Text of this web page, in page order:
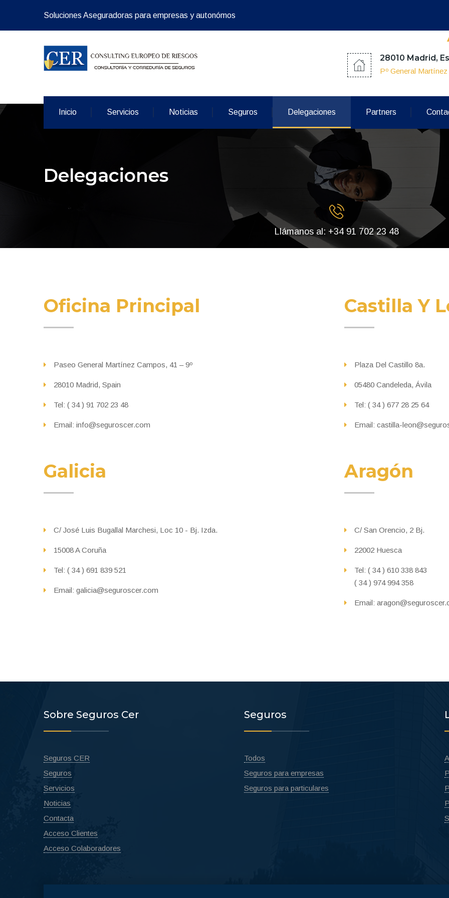
Soluciones Aseguradoras para empresas y autonómos
28010 Madrid,
Pº General
Inicio Servicios Noticias Seguros Delegaciones Partners
Delegaciones
Llámanos al: +34 91 702 23 48
Oficina Principal
Paseo General Martínez Campos, 41 – 9º
28010 Madrid, Spain
Tel: ( 34 ) 91 702 23 48
Email: info@seguroscer.com
Castilla Y
Plaza Del Castillo 8a.
05480 Candeleda, Ávila
Tel: ( 34 ) 677 28 25 64
Email: castilla-
Galicia
C/ José Luis Bugallal Marchesi, Loc 10 - Bj. Izda.
15008 A Coruña
Tel: ( 34 ) 691 839 521
Email: galicia@seguroscer.com
Aragón
C/ San Orencio, 2 Bj.
22002 Huesca
Tel: ( 34 ) 610 338 843
( 34 ) 974 994 358
Email:
Sobre Seguros Cer
Seguros CER
Seguros
Servicios
Noticias
Contacta
Acceso Clientes
Acceso Colaboradores
Seguros
Todos
Seguros para empresas
Seguros para particulares